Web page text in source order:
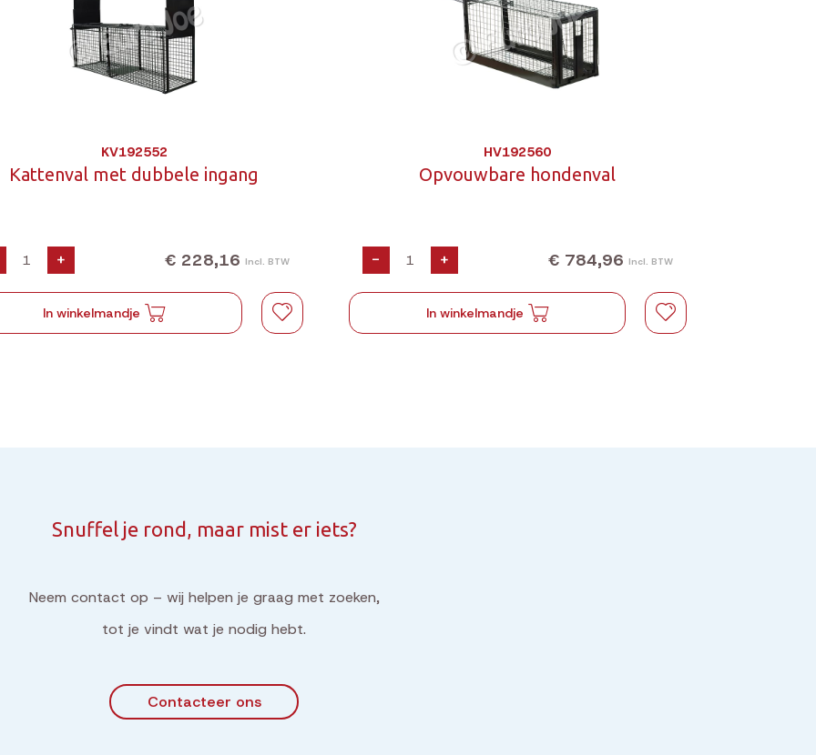
KV192552
Kattenval met dubbele ingang
+ € 228,16 Incl. BTW
In winkelmandje
HV192560
Opvouwbare hondenval
- + € 784,96 Incl. BTW
In winkelmandje
Snuffel je rond, maar mist er iets?
Neem contact op – wij helpen je graag met zoeken,
tot je vindt wat je nodig hebt.
Contacteer ons